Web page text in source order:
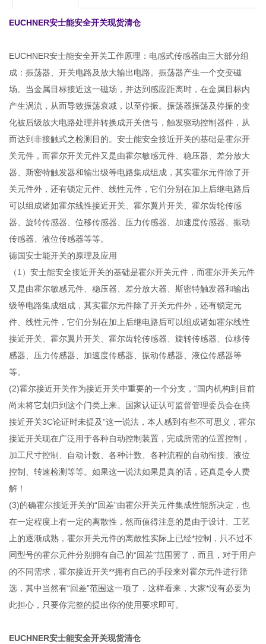
EUCHNER安士能安全开关现货清仓
EUCHNER安士能安全开关工作原理：电感式传感器由三大部分组
成：振荡器、开关电路及放大输出电路。振荡器产生一个交变磁
场。当金属目标接近这一磁场，并达到感应距离时，在金属目标内
产生涡流，从而导致振荡衰减，以至停振。振荡器振荡及停振的变
化被后级放大电路处理并转换成开关信号，触发驱动控制器件，从
而达到非接触式之检测目的。安士能安全接近开关的基础是霍尔开
关元件，而霍尔开关元件又是由霍尔敏感元件、稳压器、差分放大
器、斯密特触发器和输出级等电路集成组成，其实霍尔元件除了开
关元件外，还有锁定元件、线性元件，它们分别在加上后继电路后
可以组成诸如霍尔线性接近开关、霍尔翼片开关、霍尔齿轮传感
器、旋转传感器、位移传感器、压力传感器、加速度传感器、振动
传感器、液位传感器等等。
德国安士能开关的原理及应用
（1）安士能安全接近开关的基础是霍尔开关元件，而霍尔开关元件
又是由霍尔敏感元件、稳压器、差分放大器、斯密特触发器和输出
级等电路集成组成，其实霍尔元件除了开关元件外，还有锁定元
件、线性元件，它们分别在加上后继电路后可以组成诸如霍尔线性
接近开关、霍尔翼片开关、霍尔齿轮传感器、旋转传感器、位移传
感器、压力传感器、加速度传感器、振动传感器、液位传感器等
等。
(2)霍尔接近开关作为接近开关中重要的一个分支，“国内机构到目前
尚未将它划归到这个门类上来。国家认证认可监督管理委员会在搞
接近开关3C论证时未提及”这一说法，本人感到有些不可思义，霍尔
接近开关现在广泛用于各种自动控制装置，完成所需的位置控制，
加工尺寸控制、自动计数、各种计数、各种流程的自动衔接、液位
控制、转速检测等等。如果这一说法如果是真的话，还真是令人费
解！
(3)的确霍尔接近开关的“回差”由霍尔开关元件集成性能所决定，也
在一定程度上有一定的离散性，然而值得注意的是由于设计、工艺
上的逐渐成熟，霍尔开关元件的离散性实际上已经*控制，只不过不
同型号的霍尔元件分别拥有自己的“回差”范围罢了，而且，对于用户
的不同需求，霍尔接近开关**拥有自己的手段来对霍尔元件进行筛
选，其中当然有“回差”范围这一项了，这样看来，大家*没有必要为
此担心，只要你完整的提出你的使用要求即可。
EUCHNER安士能安全开关现货清仓